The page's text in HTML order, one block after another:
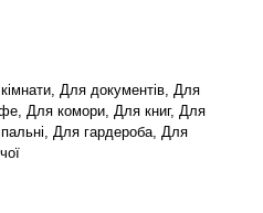
Для документів, Для
Для комори, Для книг, Для
Для гардероба, Для